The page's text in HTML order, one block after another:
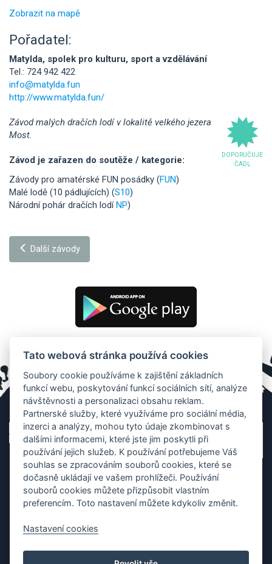
Zobrazit na mapě
Pořadatel:
Matylda, spolek pro kulturu, sport a vzdělávání
Tel.: 724 942 422
info@matylda.fun
http://www.matylda.fun/
DOPORUČUJE
ČADL
Závod malých dračích lodí v lokalitě velkého jezera
Most.
Závod je zařazen do soutěže / kategorie:
Závody pro amatérské FUN posádky (FUN)
Malé lodě (10 pádlujících) (S10)
Národní pohár dračích lodíNP)
Další závody
Tato webová stránka používá cookies
Soubory cookie používáme k zajištění základních
funkcí webu, poskytování funkcí sociálních sítí, analýze
návštěvnosti a personalizaci obsahu reklam.
Partnerské služby, které využíváme pro sociální média,
inzerci a analýzy, mohou tyto údaje zkombinovat s
dalšími informacemi, které jste jim poskytli při
používání jejich služeb. K používání potřebujeme Váš
souhlas se zpracováním souborů cookies, které se
dočasně ukládají ve vašem prohlížeči. Používání
souborů cookies můžete přizpůsobit vlastním
preferencím. Toto nastavení můžete kdykoliv změnit.
Nastavení cookies